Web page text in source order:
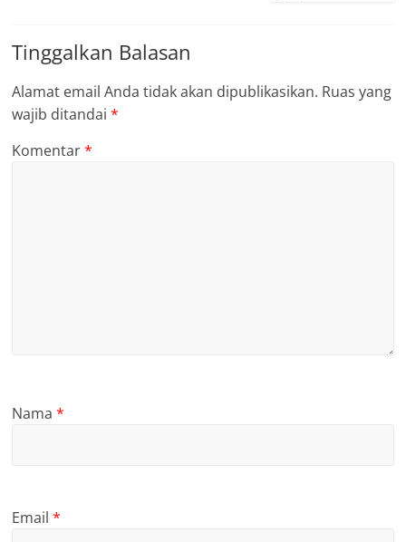
Tinggalkan Balasan
Alamat email Anda tidak akan dipublikasikan. Ruas yang
wajib ditandai*
Komentar*
Nama*
Email*